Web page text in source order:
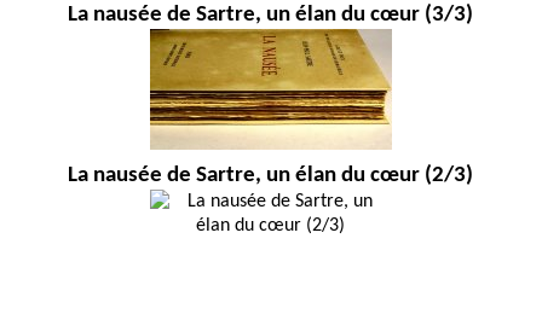
La nausée de Sartre, un élan du cœur (3/3)
La nausée de Sartre, un élan du cœur (2/3)